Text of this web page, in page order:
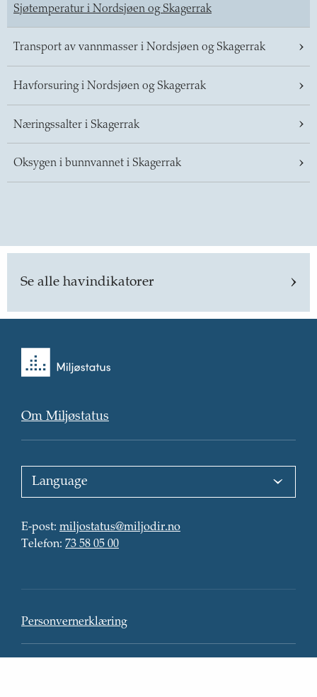
Sjøtemperatur i Nordsjøen og Skagerrak
Transport av vannmasser i Nordsjøen og Skagerrak
Havforsuring i Nordsjøen og Skagerrak
Næringssalter i Skagerrak
Oksygen i bunnvannet i Skagerrak
Se alle havindikatorer
Tilbake
til
Om Miljøstatus
Choose
language:
E-post: E-
post:
miljostatus@miljodir.no
Telefon: Telefon:
73 58 05 00
Personvern
Personvernerklæring